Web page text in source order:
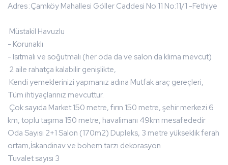
Adres :Çamköy Mahallesi Göller Caddesi No:11 No:11/1 -Fethiye
Müstakil Havuzlu
- Korunaklı
- Isıtmalı ve soğutmalı (her oda da ve salon da klima mevcut)
2 aile rahatça kalabilir genişlikte,
Kendi yemeklerinizi yapmanız adına Mutfak araç gereçleri,
Tüm ihtiyaçlarınız mevcuttur.
Çok sayıda Market 150 metre, fırın 150 metre, şehir merkezi 6
km, toplu taşıma 150 metre, havalimanı 49km mesafededir
Oda Sayısı 2+1 Salon (170m2) Dupleks, 3 metre yükseklik ferah
ortam,İskandinav ve bohem tarzı dekorasyon
Tuvalet sayısı 3